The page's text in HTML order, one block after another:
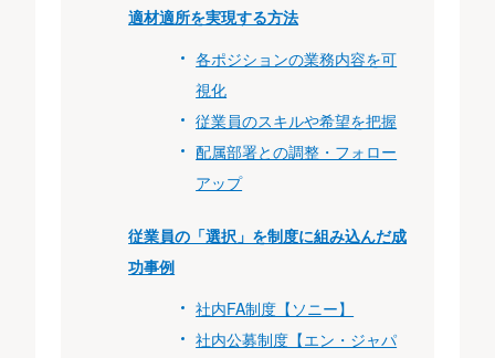
適材適所を実現する方法
各ポジションの業務内容を可
視化
従業員のスキルや希望を把握
配属部署との調整・フォロー
アップ
従業員の「選択」を制度に組み込んだ成
功事例
社内FA制度【ソニー】
社内公募制度【エン・ジャパ